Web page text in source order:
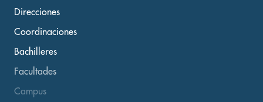
Direcciones
Coordinaciones
Bachilleres
Facultades
Campus